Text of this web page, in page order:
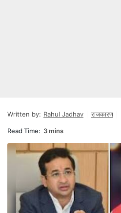
Written by: Rahul Jadhav राजकारण
Read Time: 3 mins